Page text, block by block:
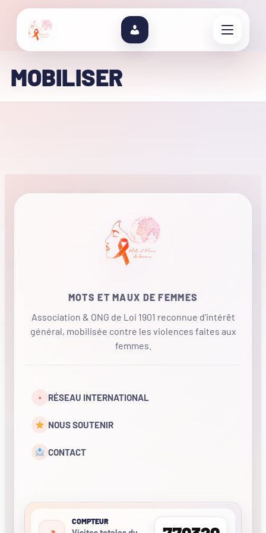
MOBILISER
MOTS ET MAUX DE FEMMES
Association & ONG de Loi 1901 reconnue d'intérêt
général, mobilisée contre les violences faites aux
femmes.
• RÉSEAU INTERNATIONAL
NOUS SOUTENIR
CONTACT
COMPTEUR